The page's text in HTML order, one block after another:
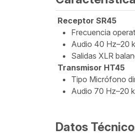
Receptor SR45
Frecuencia
Audio 40 Hz–20
Salidas XLR
Transmisor HT45
Tipo Micrófono
Audio 70 Hz–20
Datos